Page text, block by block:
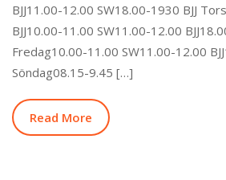
BJJ11.00-12.00 SW18.00-1930 BJJ
BJJ10.00-11.00 SW11.00-12.00
Fredag10.00-11.00 SW11.00-12.00
Söndag08.15-9.45 […]
Read More